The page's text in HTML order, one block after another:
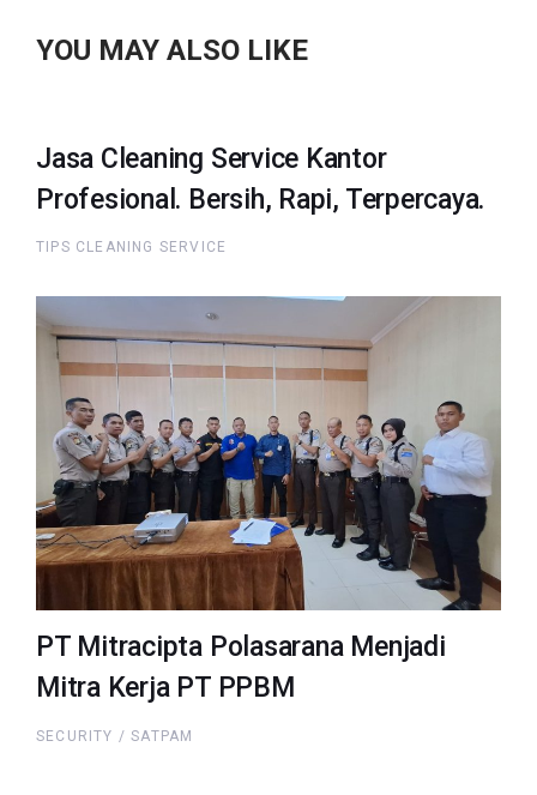
YOU MAY ALSO LIKE
Jasa Cleaning Service Kantor
Profesional. Bersih, Rapi, Terpercaya.
TIPS CLEANING SERVICE
PT Mitracipta Polasarana Menjadi
Mitra Kerja PT PPBM
SECURITY / SATPAM